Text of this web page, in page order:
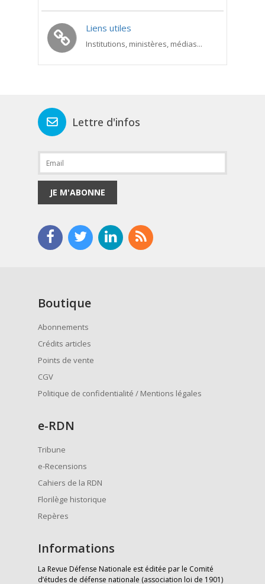
Liens utiles
Institutions, ministères, médias...
Lettre d'infos
JE M'ABONNE
Boutique
Abonnements
Crédits articles
Points de vente
CGV
Politique de confidentialité / Mentions légales
e-RDN
Tribune
e-Recensions
Cahiers de la RDN
Florilège historique
Repères
Informations
La Revue Défense Nationale est éditée par le Comité
d’études de défense nationale (association loi de 1901)